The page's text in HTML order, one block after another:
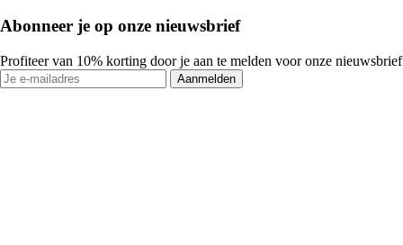
Abonneer je op onze nieuwsbrief
Profiteer van 10% korting door je aan te melden voor onze nieuwsbrief
Aanmelden